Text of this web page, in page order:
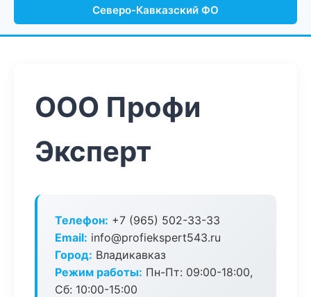
Северо-Кавказский ФО
ООО Профи
Эксперт
Телефон: +7 (965) 502-33-33
Email: info@profiekspert543.ru
Город: Владикавказ
Режим работы: Пн-Пт: 09:00-18:00,
Сб: 10:00-15:00